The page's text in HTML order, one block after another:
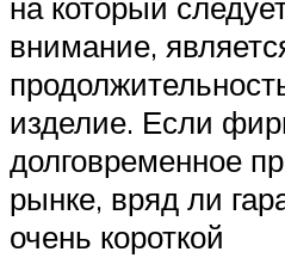
внимание,
изделие. Если
долговременное
рынке, вряд ли
очень короткой